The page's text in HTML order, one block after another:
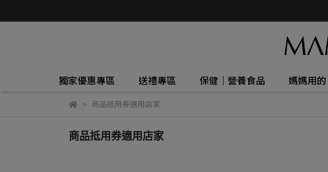
獨家優惠專區 送禮專區 保健｜營養食品 媽媽用的
商品抵用券適用店家
商品抵用券適用店家